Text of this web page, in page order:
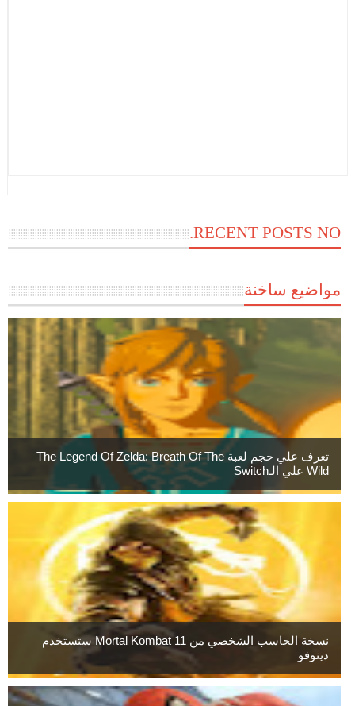
RECENT POSTS NO.
مواضيع ساخنة
تعرف علي حجم لعبة The Legend Of Zelda: Breath Of The
Wild علي الـSwitch
نسخة الحاسب الشخصي من Mortal Kombat 11 ستستخدم
دينوفو